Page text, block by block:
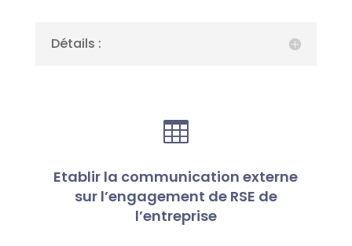
Détails :

Etablir la communication externe
sur l’engagement de RSE de
l’entreprise